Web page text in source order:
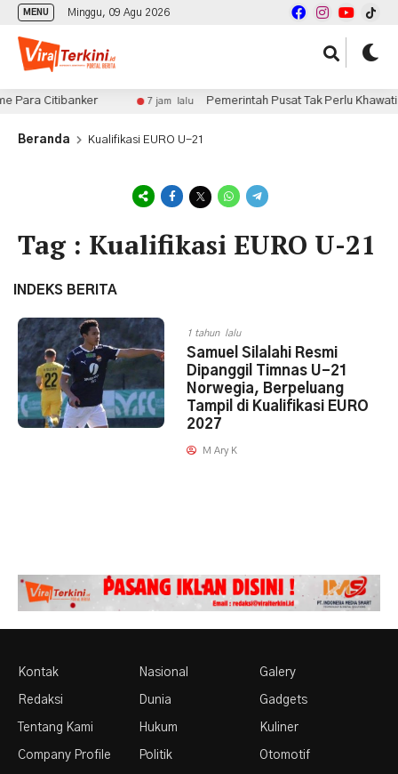
MENU Minggu, 09 Agu 2026
Para Citibanker 7 jam lalu Pemerintah Pusat Tak Perlu
Beranda Kualifikasi EURO U-21
Tag : Kualifikasi EURO U-21
INDEKS BERITA
1 tahun lalu
Samuel Silalahi Resmi
Dipanggil Timnas U-21
Norwegia, Berpeluang
Tampil di Kualifikasi EURO
2027
M Ary K
Kontak
Redaksi
Tentang Kami
Company Profile
Nasional
Dunia
Hukum
Politik
Galery
Gadgets
Kuliner
Otomotif